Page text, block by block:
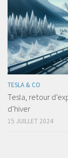
TESLA & CO
Tesla, retour
d’hiver
15 JUILLET 2024